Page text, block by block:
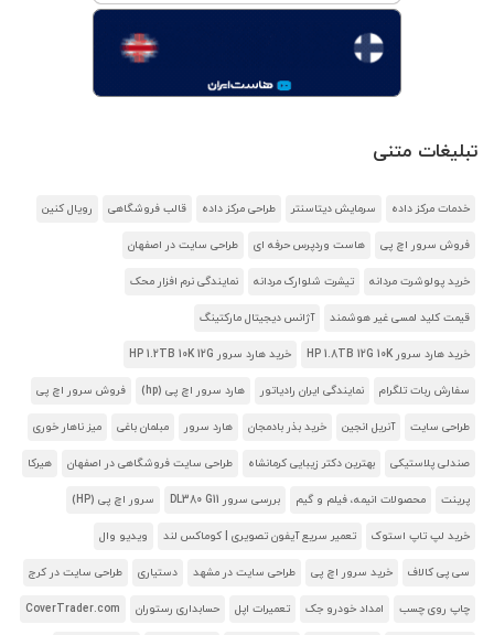
تبلیغات متنی
خدمات مرکز داده سرمایش دیتاسنتر طراحی مرکز داده قالب فروشگاهی رویال کنین
فروش سرور اچ پی هاست وردپرس حرفه ای طراحی سایت در اصفهان
خرید پولوشرت مردانه تیشرت شلوارک مردانه نمایندگی نرم افزار محک
قیمت کلید لمسی غیر هوشمند آژانس دیجیتال مارکتینگ
خرید هارد سرور HP 1.8TB 12G 10K خرید هارد سرور HP 1.2TB 10K 12G
سفارش ربات تلگرام نمایندگی ایران رادیاتور هارد سرور اچ پی (hp) فروش سرور اچ پی
طراحی سایت آنریل انجین خرید بذر بادمجان هارد سرور مبلمان باغی میز ناهار خوری
صندلی پلاستیکی بهترین دکتر زیبایی کرمانشاه طراحی سایت فروشگاهی در اصفهان هیرکا
پرینت محصولات انیمه، فیلم و گیم بررسی سرور DL380 G11 سرور اچ پی (HP)
خرید لپ تاپ استوک تعمیر سریع آیفون تصویری | کوماکس لند ویدیو وال
سی پی کالاف خرید سرور اچ پی طراحی سایت در مشهد دستیاری طراحی سایت در کرج
چاپ روی چسب امداد خودرو جک تعمیرات اپل حسابداری رستوران CoverTrader.com